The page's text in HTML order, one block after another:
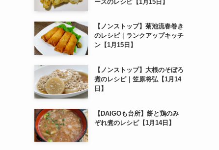
ースのレシピ【1月15日】
【ノンストップ】菊池流春巻き
のレシピ｜ランクアップキッチ
ン【1月15日】
【ノンストップ】大根のそぼろ
煮のレシピ｜笠原将弘【1月14
日】
【DAIGOも台所】餅と鶏のみ
ぞれ煮のレシピ【1月14日】